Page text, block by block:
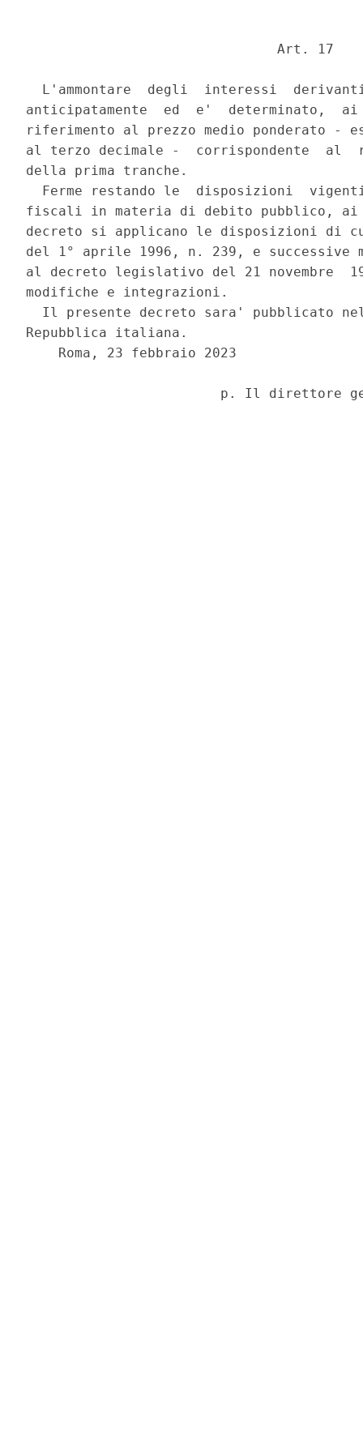
                               Art. 17
L'ammontare  degli  interessi
anticipatamente  ed  e'
riferimento al prezzo medio ponderato -
al terzo decimale -  corrispondente  al
della prima tranche.
Ferme restando le  disposizioni
fiscali in materia di debito pubblico, ai
decreto si applicano le disposizioni di
del 1° aprile 1996, n. 239, e
al decreto legislativo del 21 novembre
modifiche e integrazioni.
Il presente decreto sara' pubblicato
Repubblica italiana.
    Roma, 23 febbraio 2023